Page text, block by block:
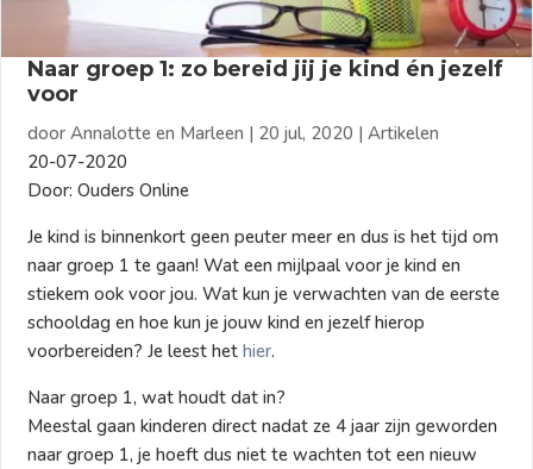
Naar groep 1: zo bereid jij je kind én jezelf
voor
doorAnnalotte en Marleen | 20 jul, 2020 |Artikelen
20-07-2020
Door: Ouders Online
Je kind is binnenkort geen peuter meer en dus is het tijd om
naar groep 1 te gaan! Wat een mijlpaal voor je kind en
stiekem ook voor jou. Wat kun je verwachten van de eerste
schooldag en hoe kun je jouw kind en jezelf hierop
voorbereiden? Je leest hethier.
Naar groep 1, wat houdt dat in?
Meestal gaan kinderen direct nadat ze 4 jaar zijn geworden
naar groep 1, je hoeft dus niet te wachten tot een nieuw